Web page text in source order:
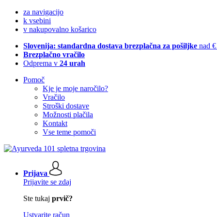
za navigacijo
k vsebini
v nakupovalno košarico
Slovenija: standardna dostava brezplačna za pošiljke nad
Brezplačno vračilo
Odprema v 24 urah
Pomoč
Kje je moje naročilo?
Vračilo
Stroški dostave
Možnosti plačila
Kontakt
Vse teme pomoči
Prijava
Prijavite se zdaj
Ste tukaj prvič?
Ustvarite račun